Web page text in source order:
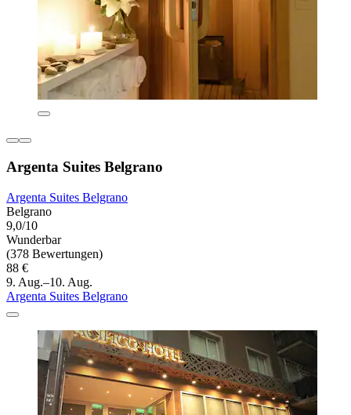
Argenta Suites Belgrano
Argenta Suites Belgrano
Belgrano
9,0/10
Wunderbar
(378 Bewertungen)
88 €
9. Aug.–10. Aug.
Argenta Suites Belgrano